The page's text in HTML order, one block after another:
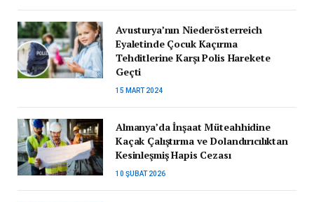
Avusturya’nın Niederösterreich
Eyaletinde Çocuk Kaçırma
Tehditlerine Karşı Polis Harekete
Geçti
15 MART 2024
Almanya’da İnşaat Müteahhidine
Kaçak Çalıştırma ve Dolandırıcılıktan
Kesinleşmiş Hapis Cezası
10 ŞUBAT 2026